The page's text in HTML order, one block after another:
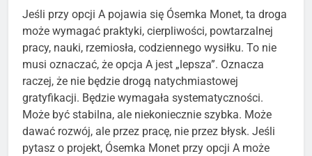
Jeśli przy opcji A pojawia się Ósemka Monet, ta droga
może wymagać praktyki, cierpliwości, powtarzalnej
pracy, nauki, rzemiosła, codziennego wysiłku. To nie
musi oznaczać, że opcja A jest „lepsza”. Oznacza
raczej, że nie będzie drogą natychmiastowej
gratyfikacji. Będzie wymagała systematyczności.
Może być stabilna, ale niekoniecznie szybka. Może
dawać rozwój, ale przez pracę, nie przez błysk. Jeśli
pytasz o projekt, Ósemka Monet przy opcji A może